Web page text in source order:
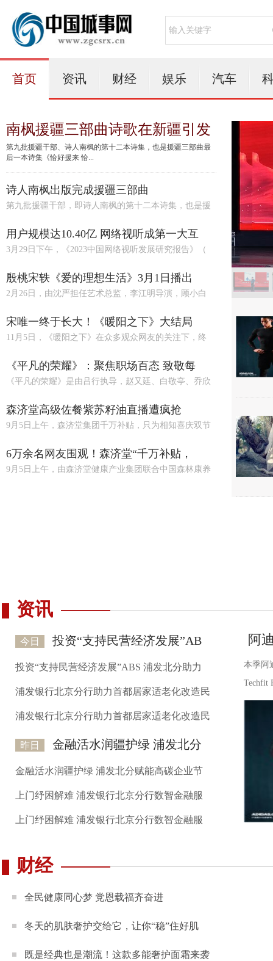
首页 资讯 财经 娱乐 汽车
南枫援疆三部曲诗歌在新疆引发
第九批援疆干部、诗人南枫的第十二本诗集，也是援疆三部曲最
后一本诗集《恰好援来 恰...
诗人南枫出版完成援疆三部曲
第九批援疆干部，即诗人南枫的第十二本诗集，也是援
用户规模达10.40亿 网络视听成第一大互
3月29日下午，《2023中国网络视听发展研究报告》（
殷桃宋轶《爱的理想生活》3月1日播出
2月26日，由沈严担任艺术总监，李江明导演，顾小白
宋唯一终于长大！《暖阳之下》大结局
11月5日，《暖阳之下》在众多观众网友的关注下，终
《平凡的荣耀》：聚焦职场百态 致敬每
《平凡的荣耀》是由吕行执导，赵又廷、白敬亭、乔欣
森济堂高级佐餐紫苏籽油直播遭疯抢
9月5日上午，森济堂集团千万补贴，只为相知喜庆双节
6万余名网友围观！森济堂“千万补贴，
9月5日上午，由森济堂健康产业集团联合中国森林康养
资讯
今日 投资“支持民营经济发展”AB
投资“支持民营经济发展”ABS 浦发北分助力
浦发银行北京分行助力首都居家适老化改造民
浦发银行北京分行助力首都居家适老化改造民
昨日 金融活水润疆护绿 浦发北分
金融活水润疆护绿 浦发北分赋能高碳企业节
上门纾困解难 浦发银行北京分行数智金融服
上门纾困解难 浦发银行北京分行数智金融服
阿
本季阿
Techfit
财经
全民健康同心梦 党恩载福齐奋进
冬天的肌肤奢护交给它，让你“稳”住好肌
既是经典也是潮流！这款多能奢护面霜来袭